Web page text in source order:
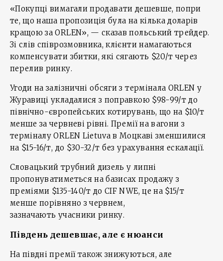
«Покупці вимагали продавати дешевше, попри
те, що наша пропозиція була на кілька доларів
кращою за ORLEN», — сказав польський трейдер.
Зі слів співрозмовника, клієнти намагаються
компенсувати збитки, які сягають $20/т через
перелив ринку.
Угоди на залізничні обсяги з термінала ORLEN у
Журавиці укладалися з поправкою $98-99/т до
північно-європейських котирувань, що на $10/т
менше за червневі рівні. Премії на вагони з
терміналу ORLEN Lietuva в Моцкаві зменшилися
на $15-16/т, до $30-32/т без урахування ескалації.
Словацький трубний дизель у липні
пропонуватиметься на базисах продажу з
преміями $135-140/т до CIF NWE, це на $15/т
менше порівняно з червнем,
зазначають учасники ринку.
Південь дешевшає, але є нюанси
На півдні премії також знижуються, але